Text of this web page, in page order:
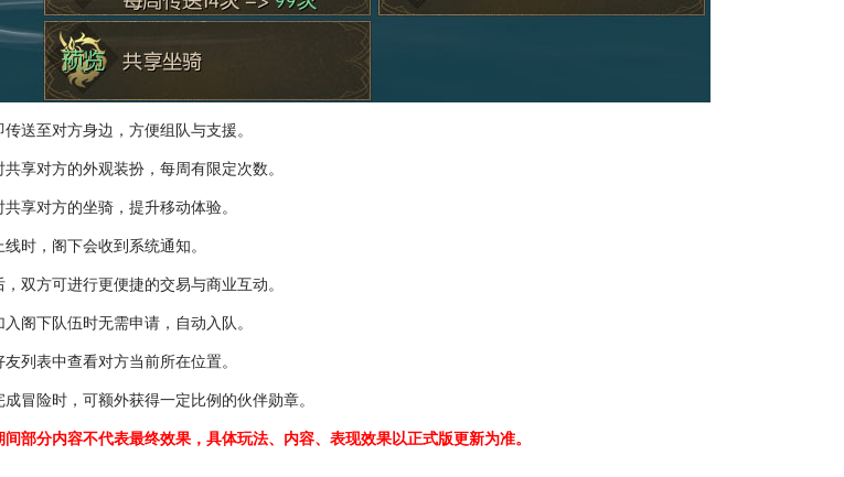
送至对方身边，方便组队与支援。
享对方的外观装扮，每周有限定次数。
享对方的坐骑，提升移动体验。
时，阁下会收到系统通知。
双方可进行更便捷的交易与商业互动。
阁下队伍时无需申请，自动入队。
列表中查看对方当前所在位置。
冒险时，可额外获得一定比例的伙伴勋章。
部分内容不代表最终效果，具体玩法、内容、表现效果以正式版更新为准。